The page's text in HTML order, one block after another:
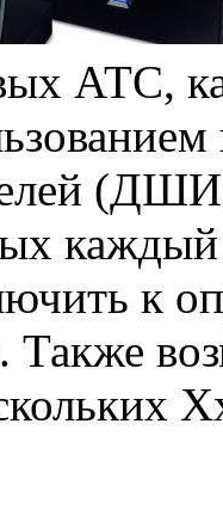
АТС,
к